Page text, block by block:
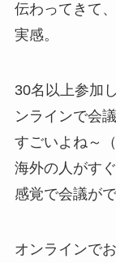
伝わってきて
実感。
30名以上参加
ンラインで会
すごいよね～
海外の人がす
感覚で会議が
オンラインで